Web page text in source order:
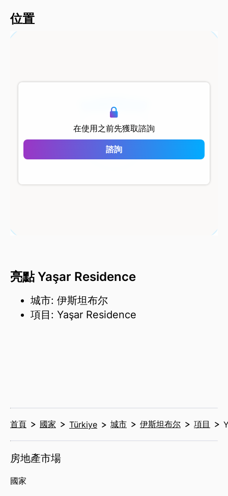
位置
在使用之前先獲取諮詢
諮詢
Yaşar Residence
亮點 Yaşar Residence
城市: 伊斯坦布尔
項目: Yaşar Residence
首頁 國家 Türkiye 城市 伊斯坦布尔 項目
房地產市場
國家